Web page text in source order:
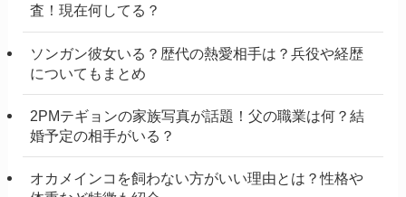
査！現在何してる？
ソンガン彼女いる？歴代の熱愛相手は？兵役や経歴
についてもまとめ
2PMテギョンの家族写真が話題！父の職業は何？結
婚予定の相手がいる？
オカメインコを飼わない方がいい理由とは？性格や